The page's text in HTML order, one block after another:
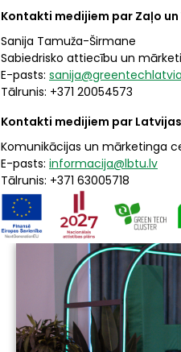
Kontakti medijiem par Zaļo
Sanija Tamuža-Širmane
Sabiedrisko attiecību un
E-pasts:
Tālrunis: +371 20054573
Kontakti medijiem par
Komunikācijas un mārketinga
E-pasts: informacija@lbtu.lv
Tālrunis: +371 63005718